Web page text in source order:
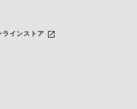
ラインストア launch